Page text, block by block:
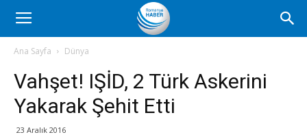
Romanya
Haber
Ana Sayfa Dünya
Vahşet! IŞİD, 2 Türk Askerini
Yakarak Şehit Etti
23 Aralık 2016